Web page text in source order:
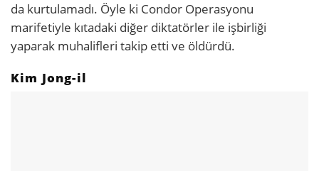
da kurtulamadı. Öyle ki Condor Operasyonu
marifetiyle kıtadaki diğer diktatörler ile işbirliği
yaparak muhalifleri takip etti ve öldürdü.
Kim Jong-il